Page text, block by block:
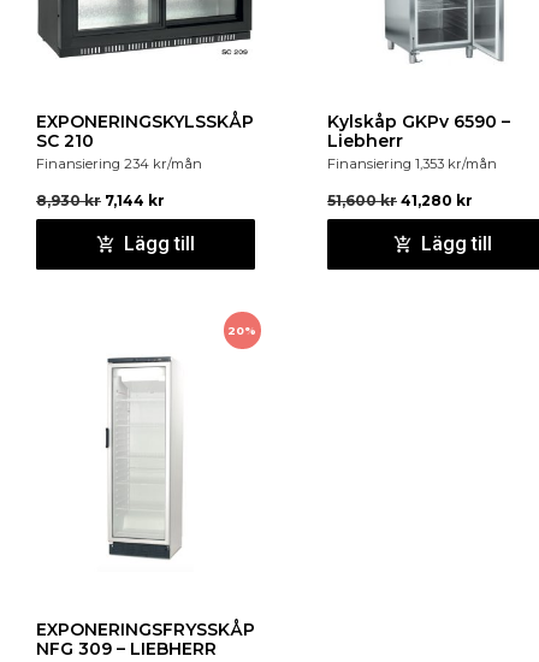
EXPONERINGSKYLSSKÅP
SC 210
Finansiering 234 kr/mån
8,930kr 7,144 kr
Lägg till
Kylskåp GKPv 6590 –
Liebherr
Finansiering 1,353 kr/mån
51,600kr 41,280 kr
Lägg till
20%
EXPONERINGSFRYSSKÅP
NFG 309 – LIEBHERR